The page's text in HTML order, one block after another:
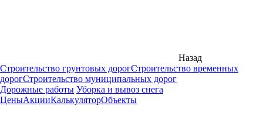
Назад
Строительство грунтовых дорогСтроительство временных
дорогСтроительство муниципальных дорог
Дорожные работы Уборка и вывоз снега
ЦеныАкцииКалькуляторОбъекты